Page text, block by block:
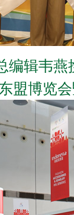
编辑韦
盟博览